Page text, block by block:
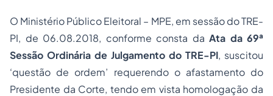
O Ministério Público Eleitoral – MPE, em sessão do TRE-
PI, de 06.08.2018, conforme consta da Ata da 69ª
Sessão Ordinária de Julgamento do TRE-PI, suscitou
‘questão de ordem’ requerendo o afastamento do
Presidente da Corte, tendo em vista homologação da